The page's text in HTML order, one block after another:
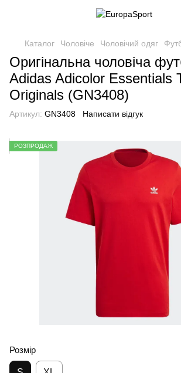
Каталог Чоловіче Чоловічий одяг
Оригінальна чоловіча
Adidas Adicolor Essentials
Originals (GN3408)
Артикул: GN3408 Написати відгук
РОЗПРОДАЖ
Розмір